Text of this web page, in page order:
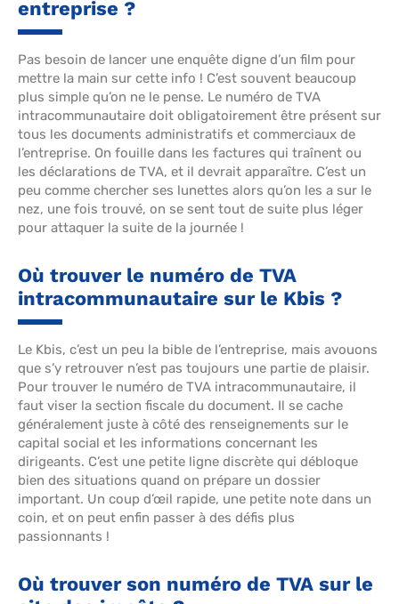
entreprise ?
Pas besoin de lancer une enquête digne d’un film pour
mettre la main sur cette info ! C’est souvent beaucoup
plus simple qu’on ne le pense. Le numéro de TVA
intracommunautaire doit obligatoirement être présent sur
tous les documents administratifs et commerciaux de
l’entreprise. On fouille dans les factures qui traînent ou
les déclarations de TVA, et il devrait apparaître. C’est un
peu comme chercher ses lunettes alors qu’on les a sur le
nez, une fois trouvé, on se sent tout de suite plus léger
pour attaquer la suite de la journée !
Où trouver le numéro de TVA
intracommunautaire sur le Kbis ?
Le Kbis, c’est un peu la bible de l’entreprise, mais avouons
que s’y retrouver n’est pas toujours une partie de plaisir.
Pour trouver le numéro de TVA intracommunautaire, il
faut viser la section fiscale du document. Il se cache
généralement juste à côté des renseignements sur le
capital social et les informations concernant les
dirigeants. C’est une petite ligne discrète qui débloque
bien des situations quand on prépare un dossier
important. Un coup d’œil rapide, une petite note dans un
coin, et on peut enfin passer à des défis plus
passionnants !
Où trouver son numéro de TVA sur le